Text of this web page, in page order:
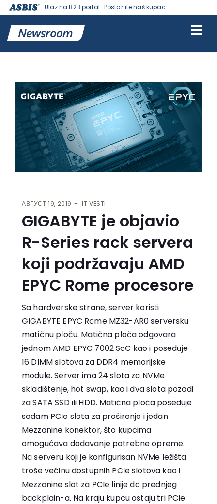
Ulaz na B2B portal Postanite naš kupac
RACK SERVERA KOJI PODRŽAVAJU AMD EPYC ROME PROCESORE
АВГУСТ 19, 2019 IT VESTI
GIGABYTE je objavio
R-Series rack servera
koji podržavaju AMD
EPYC Rome procesore
Sa hardverske strane, server koristi
GIGABYTE EPYC Rome MZ32-AR0 serversku
matičnu ploču. Matična ploča odgovara
jednom AMD EPYC 7002 SoC kao i poseduje
16 DIMM slotova za DDR4 memorijske
module. Server ima 24 slota za NVMe
skladištenje, hot swap, kao i dva slota pozadi
za SATA SSD ili HDD. Matična ploča poseduje
sedam PCIe slota za proširenje i jedan
Mezzanine konektor, što kupcima
omogućava dodavanje potrebne opreme.
Na serveru koji je konfigurisan NVMe ležišta
troše većinu dostupnih PCIe slotova kao i
Mezzanine slot za PCIe linije do prednjeg
backplain-a. Na kraju kupcu ostaju tri PCIe